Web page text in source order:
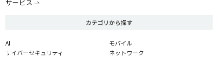
サービス
カテゴリから探す
AI
サイバーセキュリティ
モバイル
ネットワーク